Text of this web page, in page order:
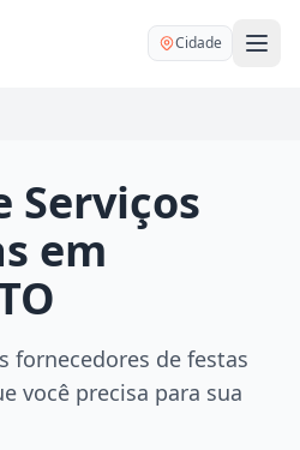
Cidade
Serviços
em
fornecedores de festas
você precisa para sua